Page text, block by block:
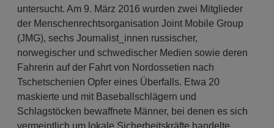
untersucht. Am 9. März 2016 wurden zwei Mitglieder
der Menschenrechtsorganisation Joint Mobile Group
(JMG), sechs Journalist_innen russischer,
norwegischer und schwedischer Medien sowie deren
Fahrerin auf der Fahrt von Nordossetien nach
Tschetschenien Opfer eines Überfalls. Etwa 20
maskierte und mit Baseballschlägern und
Schlagstöcken bewaffnete Männer, bei denen es sich
vermeintlich um lokale Sicherheitskräfte handelte,